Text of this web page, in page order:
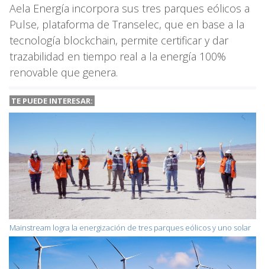
Aela Energía incorpora sus tres parques eólicos a
Pulse, plataforma de Transelec, que en base a la
tecnología blockchain, permite certificar y dar
trazabilidad en tiempo real a la energía 100%
renovable que genera.
TE PUEDE INTERESAR:
Mainstream logra la energización de tres parques eólicos y uno solar